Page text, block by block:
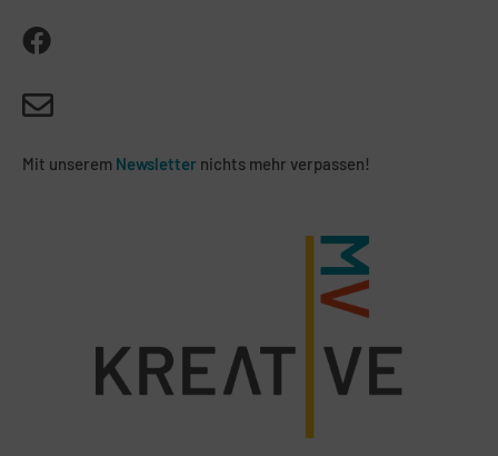
Mit unserem Newsletter nichts mehr verpassen!